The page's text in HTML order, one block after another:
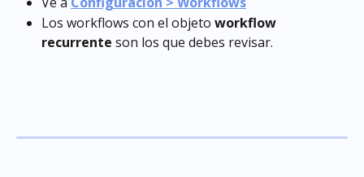
Los workflows con el objeto workflow
recurrente son los que debes revisar.